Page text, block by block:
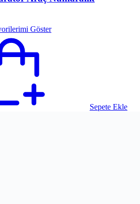
Göster
Sepete Ekle